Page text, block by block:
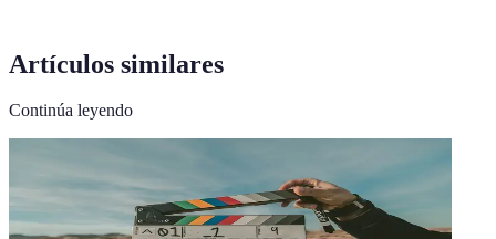
Artículos similares
Continúa leyendo